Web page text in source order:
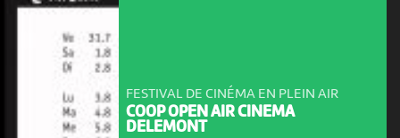
FESTIVAL DE CINÉMA EN PLEIN AIR
COOP OPEN AIR CINEMA
DELEMONT